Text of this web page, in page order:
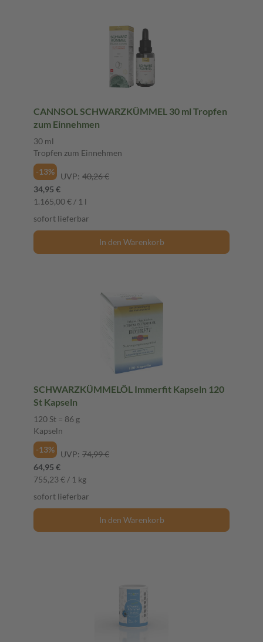
CANNSOL SCHWARZKÜMMEL 30 ml Tropfen
zum Einnehmen
30 ml
Tropfen zum Einnehmen
-13%
UVP: 40,26 €
34,95 €
1.165,00 € / 1 l
sofort lieferbar
In den Warenkorb
SCHWARZKÜMMELÖL Immerfit Kapseln 120
St Kapseln
120 St = 86 g
Kapseln
-13%
UVP: 74,99 €
64,95 €
755,23 € / 1 kg
sofort lieferbar
In den Warenkorb